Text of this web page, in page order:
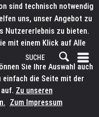
sind technisch notwendig
uns, unser Angebot zu
Nutzererlebnis zu bieten.
mit einem Klick auf Alle
finden Sie in den
Sie Ihre Auswahl auch
einfach die Seite mit der
Zu unseren
Zum Impressum